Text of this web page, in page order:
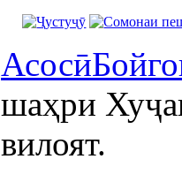
Асосӣ
шаҳри
вилоят.